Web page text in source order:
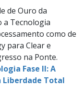
de Ouro da
a Tecnologia
como de
para Clear e
na Ponte.
Fase II: A
Liberdade Total